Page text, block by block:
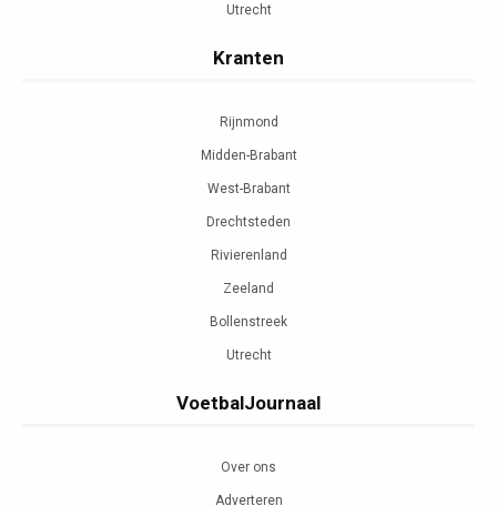
Utrecht
Kranten
Rijnmond
Midden-Brabant
West-Brabant
Drechtsteden
Rivierenland
Zeeland
Bollenstreek
Utrecht
VoetbalJournaal
Over ons
Adverteren